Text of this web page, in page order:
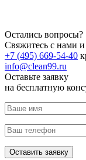
Остались вопросы?
Свяжитесь с нами
+7 (495) 669-54-40
info@clean99.ru
Оставьте заявку
на бесплатную